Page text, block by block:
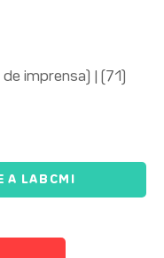
imprensa) | (71)
A LABCMI